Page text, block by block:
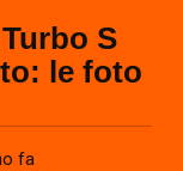
S
le foto
fa